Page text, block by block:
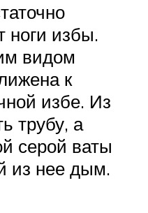
ноги избы.
видом
к
избе. Из
трубу, а
серой ваты
из нее дым.